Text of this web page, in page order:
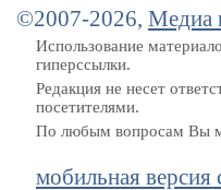
©2007-2026, Медиа
Использование
гиперссылки.
Редакция не несет
посетителями.
По любым вопросам Вы
мобильная версия